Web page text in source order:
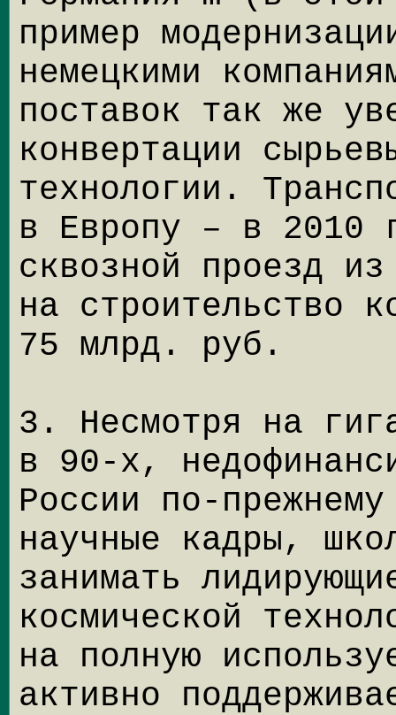
пример
немецкими
поставок так же
конвертации
технологии.
в Европу – в 2010
сквозной проезд
на строительство
75 млрд. руб.
3. Несмотря на
в 90-х,
России по-
научные кадры,
занимать
космической
на полную
активно